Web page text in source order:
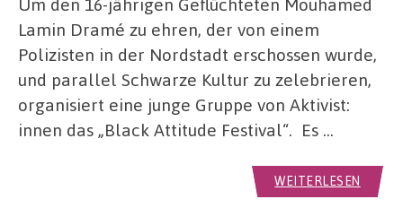
Lamin Dramé zu ehren, der von einem
Polizisten in der Nordstadt erschossen wurde,
und parallel Schwarze Kultur zu zelebrieren,
organisiert eine junge Gruppe von Aktivist:
innen das „Black Attitude Festival“. Es …
WEITERLESEN